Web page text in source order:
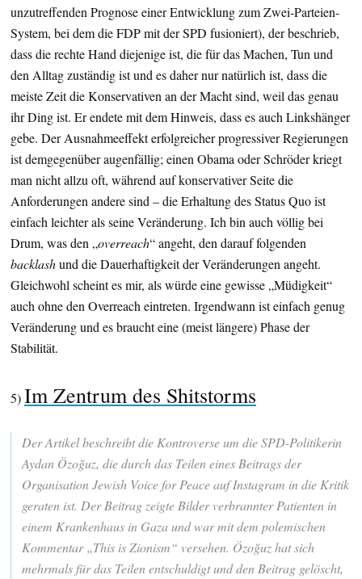
unzutreffenden Prognose einer Entwicklung zum Zwei-Parteien-
System, bei dem die FDP mit der SPD fusioniert), der beschrieb,
dass die rechte Hand diejenige ist, die für das Machen, Tun und
den Alltag zuständig ist und es daher nur natürlich ist, dass die
meiste Zeit die Konservativen an der Macht sind, weil das genau
ihr Ding ist. Er endete mit dem Hinweis, dass es auch Linkshänger
gebe. Der Ausnahmeeffekt erfolgreicher progressiver Regierungen
ist demgegenüber augenfällig; einen Obama oder Schröder kriegt
man nicht allzu oft, während auf konservativer Seite die
Anforderungen andere sind – die Erhaltung des Status Quo ist
einfach leichter als seine Veränderung. Ich bin auch völlig bei
Drum, was den „overreach“ angeht, den darauf folgenden
backlashund die Dauerhaftigkeit der Veränderungen angeht.
Gleichwohl scheint es mir, als würde eine gewisse „Müdigkeit“
auch ohne den Overreach eintreten. Irgendwann ist einfach genug
Veränderung und es braucht eine (meist längere) Phase der
Stabilität.
5)Im Zentrum des Shitstorms
Der Artikel beschreibt die Kontroverse um die SPD-Politikerin
Aydan Özoğuz, die durch das Teilen eines Beitrags der
Organisation Jewish Voice for Peace auf Instagram in die Kritik
geraten ist. Der Beitrag zeigte Bilder verbrannter Patienten in
einem Krankenhaus in Gaza und war mit dem polemischen
Kommentar „This is Zionism“ versehen. Özoğuz hat sich
mehrmals für das Teilen entschuldigt und den Beitrag gelöscht,